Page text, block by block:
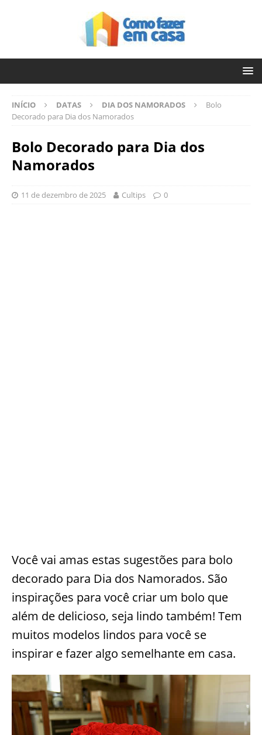
INÍCIO DATAS DIA DOS NAMORADOS
Bolo
Decorado para Dia dos Namorados
Bolo Decorado para Dia dos
Namorados
11 de dezembro de 2025 Cultips 0
Você vai amas estas sugestões para bolo
decorado para Dia dos Namorados. São
inspirações para você criar um bolo que
além de delicioso, seja lindo também! Tem
muitos modelos lindos para você se
inspirar e fazer algo semelhante em casa.